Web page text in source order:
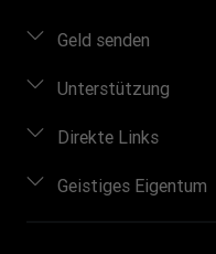
Geld senden
Geld online senden
Standorte finden
Unterstützung
Häufig gestellte Fragen
Direkte Links
Einloggen/Registrieren
Geistiges Eigentum